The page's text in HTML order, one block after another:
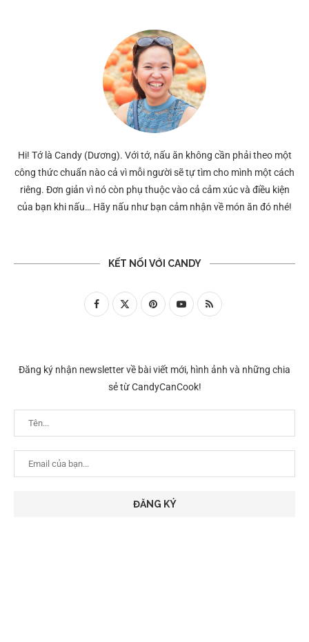
Hi! Tớ là Candy (Dương). Với tớ, nấu ăn không cần phải theo một
công thức chuẩn nào cả vì mỗi người sẽ tự tìm cho mình một cách
riêng. Đơn giản vì nó còn phụ thuộc vào cả cảm xúc và điều kiện
của bạn khi nấu… Hãy nấu như bạn cảm nhận về món ăn đó nhé!
KẾT NỐI VỚI CANDY
Đăng ký nhận newsletter về bài viết mới, hình ảnh và những chia
sẻ từ CandyCanCook!